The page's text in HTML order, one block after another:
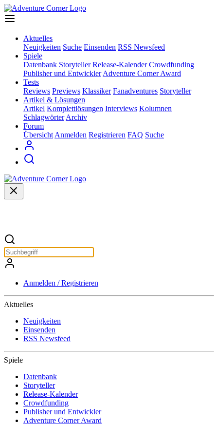
Aktuelles
Neuigkeiten Suche Einsenden RSS Newsfeed
Spiele
Datenbank Storyteller Release-Kalender Crowdfunding
Publisher und Entwickler Adventure Corner Award
Tests
Reviews Previews Klassiker Fanadventures Storyteller
Artikel & Lösungen
Artikel Komplettlösungen Interviews Kolumnen
Schlagwörter Archiv
Forum
Übersicht Anmelden Registrieren FAQ Suche
Anmelden / Registrieren
Aktuelles
Neuigkeiten
Einsenden
RSS Newsfeed
Spiele
Datenbank
Storyteller
Release-Kalender
Crowdfunding
Publisher und Entwickler
Adventure Corner Award